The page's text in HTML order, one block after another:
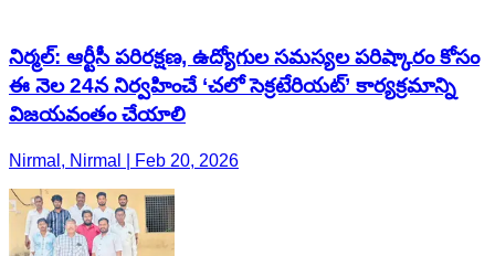
నిర్మల్: ఆర్టీసీ పరిరక్షణ, ఉద్యోగుల సమస్యల పరిష్కారం కోసం
ఈ నెల 24న నిర్వహించే ‘చలో సెక్రటేరియట్’ కార్యక్రమాన్ని
విజయవంతం చేయాలి
Nirmal, Nirmal | Feb 20, 2026